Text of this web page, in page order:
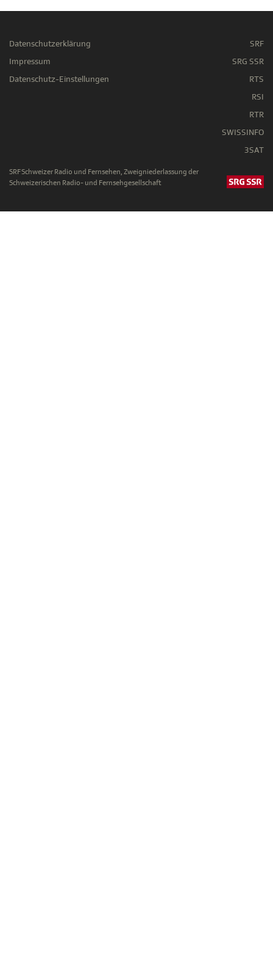
Datenschutzerklärung
Impressum
Datenschutz-Einstellungen
SRF
SRG SSR
RTS
RSI
RTR
SWISSINFO
3SAT
SRF Schweizer Radio und Fernsehen, Zweigniederlassung der
Schweizerischen Radio- und Fernsehgesellschaft